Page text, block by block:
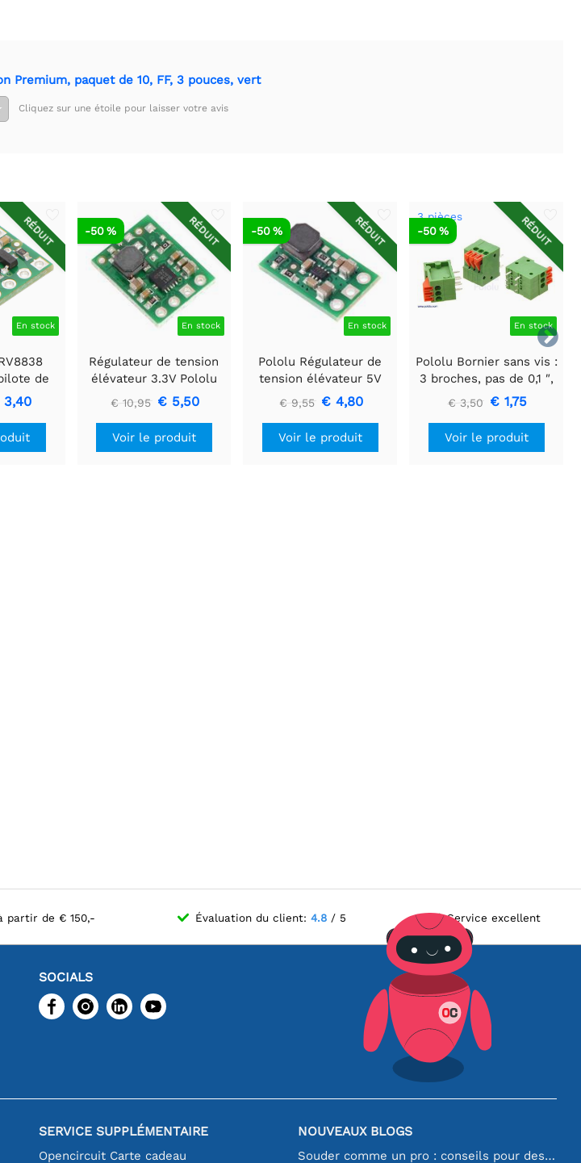
Premium, paquet de 10, FF, 3 pouces, vert
Cliquez sur une étoile pour laisser votre avis

RÉDUIT
En stock
de
balais
3,40
RÉDUIT
En stock
-50 %
Régulateur de tension
élévateur 3.3V Pololu
U1V11F3
€ 10,95 € 5,50
Voir le produit
RÉDUIT
En stock
-50 %
Pololu Régulateur de
tension élévateur 5V
U3V16F5
€ 9,55 € 4,80
Voir le produit
RÉDUIT
3 pièces
En stock
-50 %
Pololu Bornier sans vis :
3 broches, pas de 0,1 ″,
entrée latérale (paquet
€ 3,50 € 1,75
Voir le produit
partir de € 150,- Évaluation du client:4.8 / 5 Service excellent
SOCIALS
SERVICE SUPPLÉMENTAIRE
Opencircuit Carte cadeau
NOUVEAUX BLOGS
Souder comme un pro : conseils pour des connexions électroniques parfaites